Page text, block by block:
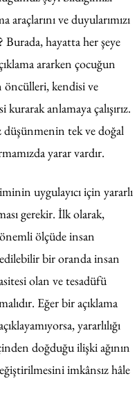
ve duyularımızı
Burada, hayatta her şeye
ararken çocuğun
öncülleri, kendisi ve
anlamaya çalışırız.
tek ve doğal
yarar vardır.
uygulayıcı için yararlı
gerekir. İlk olarak,
ölçüde insan
bir oranda insan
olan ve tesadüfü
Eğer bir açıklama
yararlılığı
doğduğu ilişki ağının
imkânsız hâle